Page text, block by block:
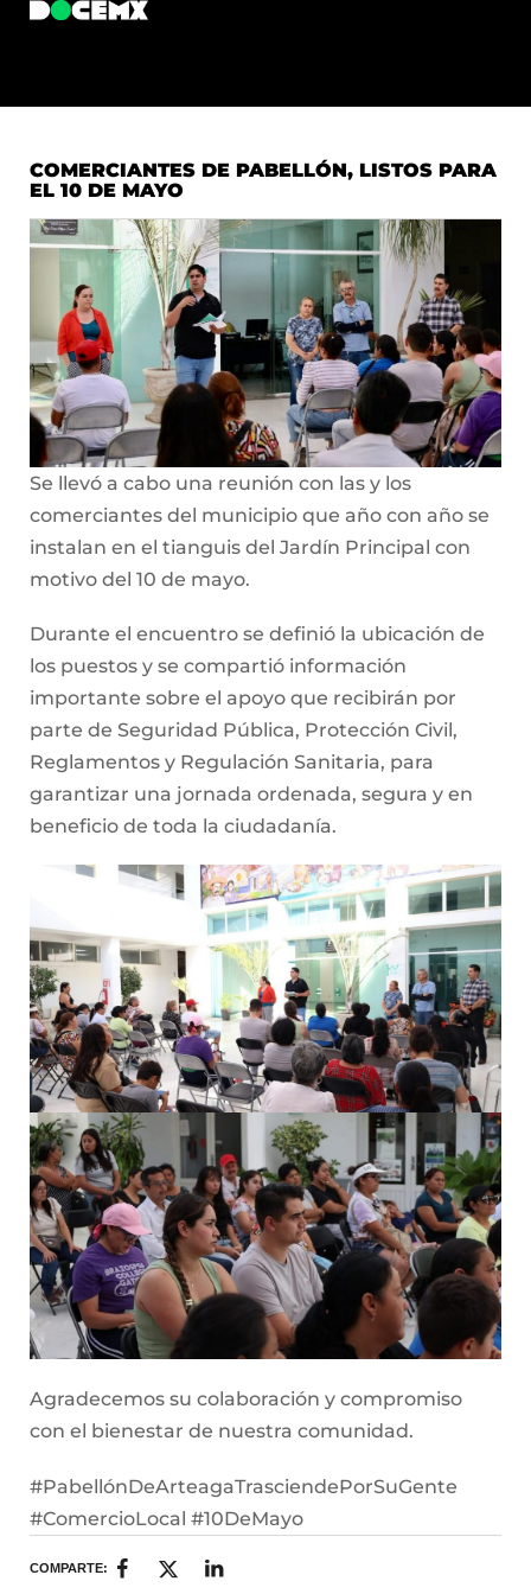
COMERCIANTES DE PABELLÓN, LISTOS PARA
EL 10 DE MAYO
Se llevó a cabo una reunión con las y los
comerciantes del municipio que año con año se
instalan en el tianguis del Jardín Principal con
motivo del 10 de mayo.
Durante el encuentro se definió la ubicación de
los puestos y se compartió información
importante sobre el apoyo que recibirán por
parte de Seguridad Pública, Protección Civil,
Reglamentos y Regulación Sanitaria, para
garantizar una jornada ordenada, segura y en
beneficio de toda la ciudadanía.
Agradecemos su colaboración y compromiso
con el bienestar de nuestra comunidad.
#PabellónDeArteagaTrasciendePorSuGente
#ComercioLocal #10DeMayo
COMPARTE: